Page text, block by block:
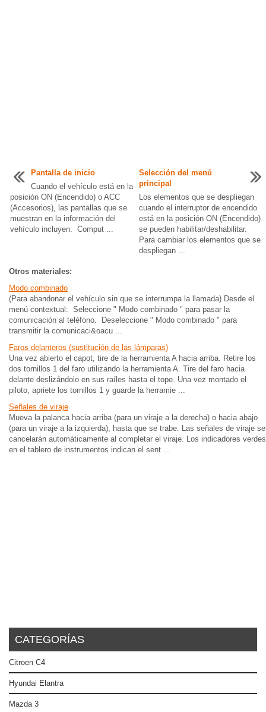
Pantalla de inicio
Cuando el vehículo está en la
posición ON (Encendido) o ACC
(Accesorios), las pantallas que se
muestran en la información del
vehículo incluyen: Comput ...
Selección del menú
principal
Los elementos que se despliegan
cuando el interruptor de encendido
está en la posición ON (Encendido)
se pueden habilitar/deshabilitar.
Para cambiar los elementos que se
despliegan ...
Otros materiales:
Modo combinado
(Para abandonar el vehículo sin que se interrumpa la llamada) Desde el
menú contextual: Seleccione " Modo combinado " para pasar la
comunicación al teléfono. Deseleccione " Modo combinado " para
transmitir la comunicaci&oacu ...
Faros delanteros (sustitución de las lámparas)
Una vez abierto el capot, tire de la herramienta A hacia arriba. Retire los
dos tornillos 1 del faro utilizando la herramienta A. Tire del faro hacia
delante deslizándolo en sus raíles hasta el tope. Una vez montado el
piloto, apriete los tornillos 1 y guarde la herramie ...
Señales de viraje
Mueva la palanca hacia arriba (para un viraje a la derecha) o hacia abajo
(para un viraje a la izquierda), hasta que se trabe. Las señales de viraje se
cancelarán automáticamente al completar el viraje. Los indicadores verdes
en el tablero de instrumentos indican el sent ...
CATEGORÍAS
Citroen C4
Hyundai Elantra
Mazda 3